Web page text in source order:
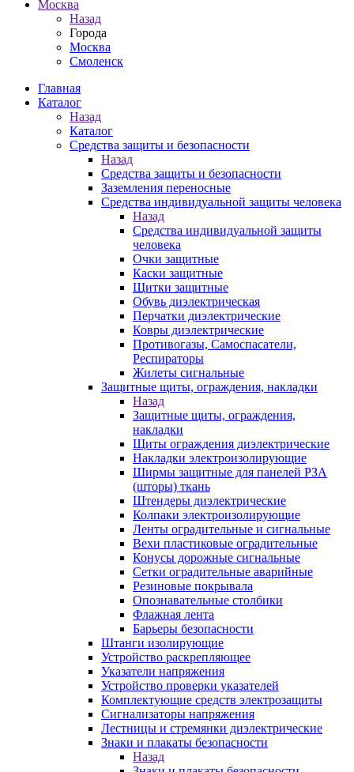
Москва
Назад
Города
Москва
Смоленск
Главная
Каталог
Назад
Каталог
Средства защиты и безопасности
Назад
Средства защиты и безопасности
Заземления переносные
Средства индивидуальной защиты человека
Назад
Средства индивидуальной защиты
человека
Очки защитные
Каски защитные
Щитки защитные
Обувь диэлектрическая
Перчатки диэлектрические
Ковры диэлектрические
Противогазы, Самоспасатели,
Респираторы
Жилеты сигнальные
Защитные щиты, ограждения, накладки
Назад
Защитные щиты, ограждения,
накладки
Щиты ограждения диэлектрические
Накладки электроизолирующие
Ширмы защитные для панелей РЗА
(шторы) ткань
Штендеры диэлектрические
Колпаки электроизолирующие
Ленты оградительные и сигнальные
Вехи пластиковые оградительные
Конусы дорожные сигнальные
Сетки оградительные аварийные
Резиновые покрывала
Опознавательные столбики
Флажная лента
Барьеры безопасности
Штанги изолирующие
Устройство раскрепляющее
Указатели напряжения
Устройство проверки указателей
Комплектующие средств электрозащиты
Сигнализаторы напряжения
Лестницы и стремянки диэлектрические
Знаки и плакаты безопасности
Назад